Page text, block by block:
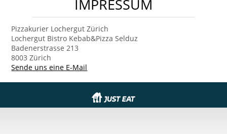
IMPRESSUM
Pizzakurier Lochergut Zürich
Lochergut Bistro Kebab&Pizza Selduz
Badenerstrasse 213
8003 Zürich
Sende uns eine E-Mail